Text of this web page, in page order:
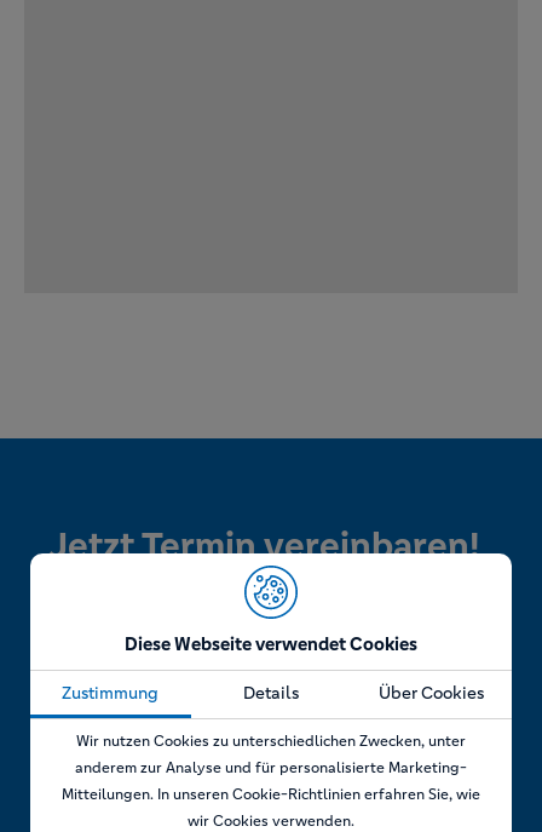
Diese Webseite verwendet Cookies
Zustimmung Details Über Cookies
Wir nutzen Cookies zu unterschiedlichen Zwecken, unter
anderem zur Analyse und für personalisierte Marketing-
Mitteilungen. In unseren Cookie-Richtlinien erfahren Sie, wie
wir Cookies verwenden.
Jetzt Termin vereinbaren!
Telefonisch
Rufen Sie uns an unter:
+49 7841 69 11880